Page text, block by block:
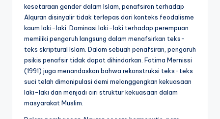
kesetaraan gender dalam Islam, penafsiran terhadap
Alquran disinyalir tidak terlepas dari konteks feodalisme
kaum laki-laki. Dominasi laki-laki terhadap perempuan
memiliki pengaruh langsung dalam menafsirkan teks-
teks skriptural Islam. Dalam sebuah penafsiran, pengaruh
psikis penafsir tidak dapat dihindarkan. Fatima Mernissi
(1991) juga menandaskan bahwa rekonstruksi teks-teks
suci telah dimanipulasi demi melanggengkan kekuasaan
laki-laki dan menjadi ciri struktur kekuasaan dalam
masyarakat Muslim.